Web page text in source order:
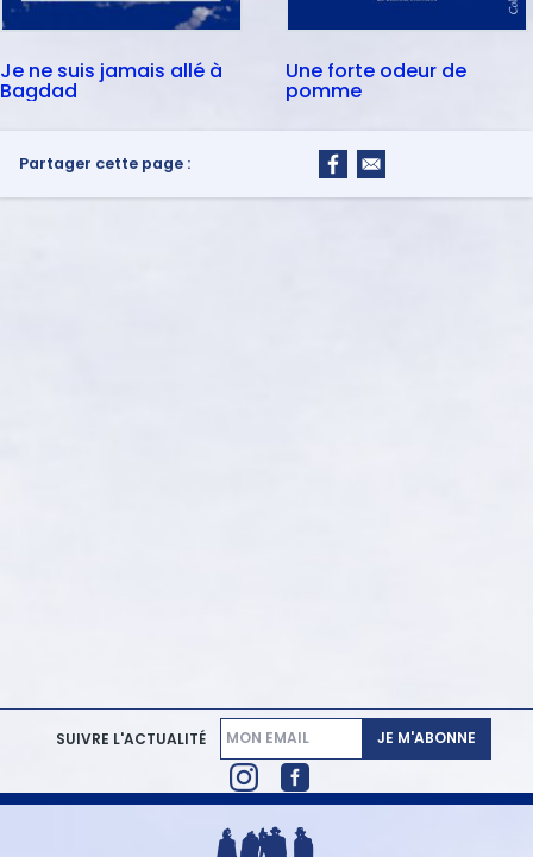
Je ne suis jamais allé à
Bagdad
Une forte odeur de
pomme
Partager cette page :
SUIVRE L'ACTUALITÉ JE M'ABONNE